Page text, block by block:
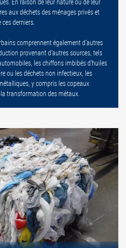
En raison de leur nature ou de leur
aux déchets des ménages privés et
derniers.
comprennent également d’autres
provenant d’autres sources, tels
les chiffons imbibés d’huiles
ou les déchets non infectieux, les
y compris les copeaux
transformation des métaux.